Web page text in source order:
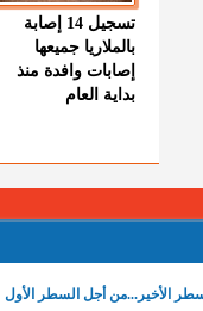
تسجيل 14 إصابة
بالملاريا جميعها
إصابات وافدة منذ
بداية العام
الأخير...من أجل السطر الأول